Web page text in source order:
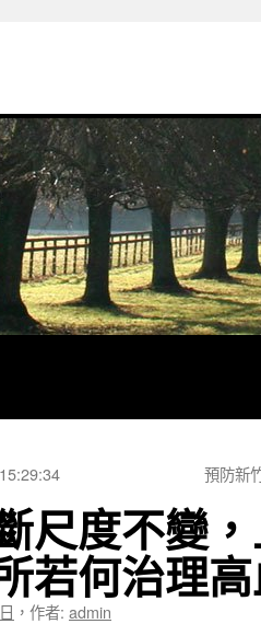
預防新
尺度不變
若何治理
， 作者: admin